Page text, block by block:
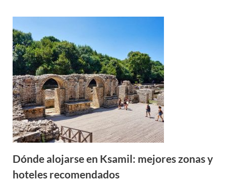
Dónde alojarse en Ksamil: mejores zonas y
hoteles recomendados